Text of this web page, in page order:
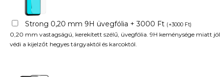
Strong 0,20 mm 9H üvegfólia + 3000 Ft (+3000 Ft)
0,20 mm vastagságú, kerekített szélű, üvegfólia. 9H keménysége miatt jól
védi a kijelzőt hegyes tárgyaktól és karcoktól.